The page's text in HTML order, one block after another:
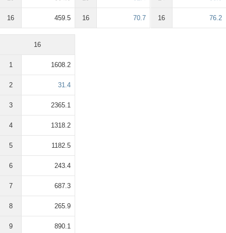
16 459.5 16 70.7 16 76.2
16
1 1608.2
2 31.4
3 2365.1
4 1318.2
5 1182.5
6 243.4
7 687.3
8 265.9
9 890.1